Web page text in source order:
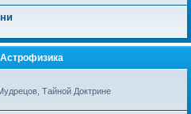
Тайной Доктрине